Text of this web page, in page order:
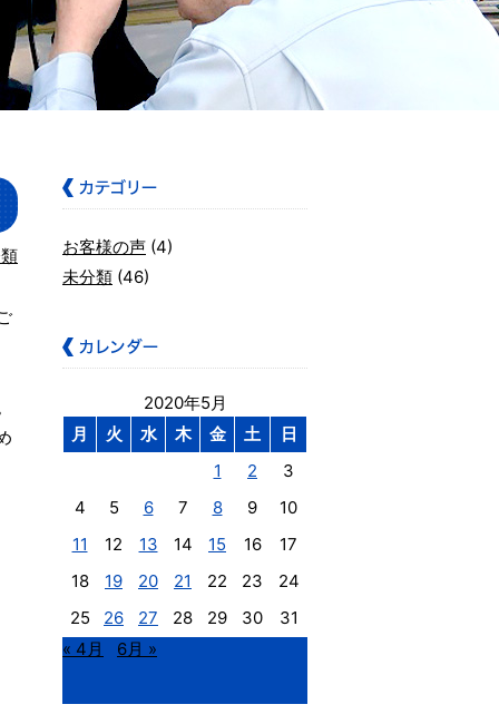
お客様の声 (4)
未分類 (46)
2020年5月
月
火 水 木 金 土
日
1
2
3
4
5 6 7 8 9
10
11
12 13 14 15 16
17
18
19 20 21 22 23
24
25
26 27 28 29 30
31
« 4月
6月 »